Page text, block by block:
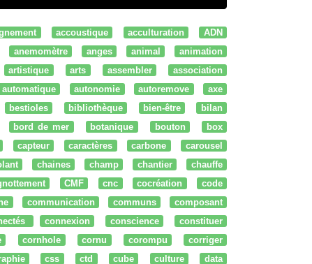
accoustique acculturation
ADN
anemomètre anges animal
animation
artistique arts assembler
association
automatique autonomie autoremove
axe
bestioles bibliothèque bien-être
bilan
bord de mer botanique bouton
box
capteur caractères carbone
carousel
chaines champ chantier
chauffe
CMF cnc cocréation
code
communication communs
composant
connexion conscience
constituer
cornhole cornu corompu
corriger
css ctd cube culture
data